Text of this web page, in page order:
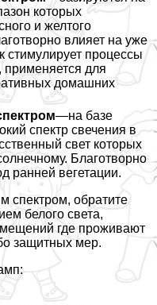
которых
и желтого
влияет на уже
стимулирует процессы
для
домашних
—на базе
спектр свечения в
свет которых
Благотворно
ранней вегетации.
спектром, обратите
белого света,
где проживают
защитных мер.